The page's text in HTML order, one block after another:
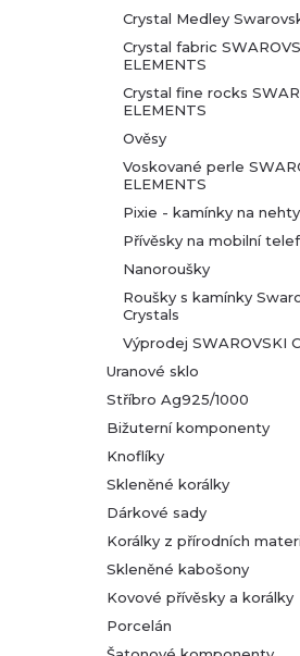
Crystal Medley
Crystal fabric
ELEMENTS
Crystal fine rocks
ELEMENTS
Ověsy
Voskované perle
ELEMENTS
Pixie - kamínky na nehty
Přívěsky na mobilní
Nanoroušky
Roušky s kamínky
Crystals
Výprodej SWAROVSKI
Uranové sklo
Stříbro Ag925/1000
Bižuterní komponenty
Knoflíky
Skleněné korálky
Dárkové sady
Korálky z přírodních
Skleněné kabošony
Kovové přívěsky a korálky
Porcelán